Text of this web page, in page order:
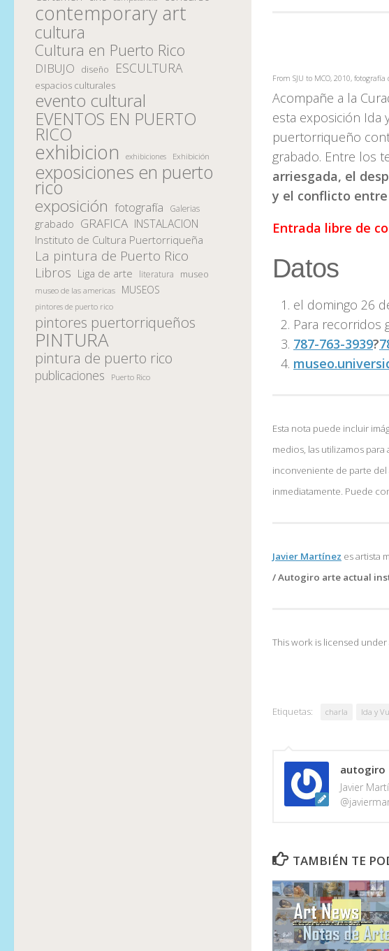
From SJU to MCO, 2010,
Acompañe a la
esta exposición Ida
puertorriqueño
grabado. Entre los
arriesgada, el
y el conflicto entre
Entrada libre de
Datos
el domingo 26
Para recorridos
787-763-3939?
Esta nota puede incluir
medios, las utilizamos
inconveniente de parte
inmediatamente. Puede
Javier Martínez es artista
/Autogiro arte actual
This work is licensed under
Etiquetas: charla Ida y
autogiro
Javier
TAMBIÉN TE
contemporary art
cultura
Cultura en Puerto Rico
DIBUJO diseño ESCULTURA
espacios culturales
evento cultural
EVENTOS EN PUERTO
RICO
exhibicion exhibiciones Exhibición
exposiciones en puerto
rico
exposición fotografía Galerias
grabado GRAFICA INSTALACION
Instituto de Cultura Puertorriqueña
La pintura de Puerto Rico
Libros Liga de arte literatura museo
museo de las americas MUSEOS
pintores de puerto rico
pintores puertorriqueños
PINTURA
pintura de puerto rico
publicaciones Puerto Rico